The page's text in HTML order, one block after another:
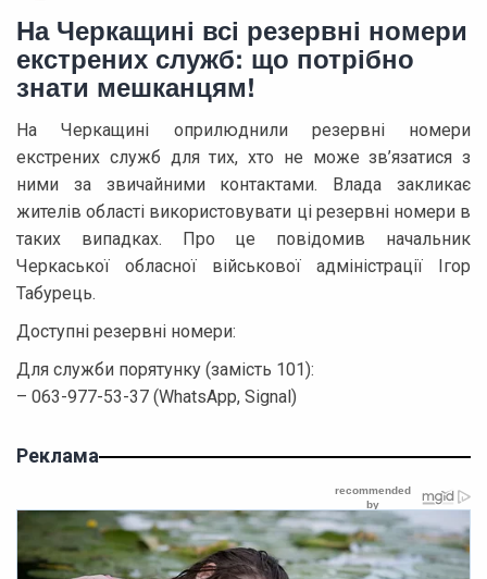
На Черкащині всі резервні номери
екстрених служб: що потрібно
знати мешканцям!
На Черкащині оприлюднили резервні номери
екстрених служб для тих, хто не може зв’язатися з
ними за звичайними контактами. Влада закликає
жителів області використовувати ці резервні номери в
таких випадках. Про це повідомив начальник
Черкаської обласної військової адміністрації Ігор
Табурець.
Доступні резервні номери:
Для служби порятунку (замість 101):
– 063-977-53-37 (WhatsApp, Signal)
Реклама